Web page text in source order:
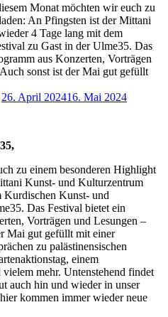
Monat möchten wir euch zu
An Pfingsten ist der Mittani
4 Tage lang mit dem
zu Gast in der Ulme35. Das
aus Konzerten, Vorträgen
sonst ist der Mai gut gefüllt
26. April 202416. Mai 2024
zu einem besonderen Highlight
Kunst- und Kulturzentrum
Kurdischen Kunst- und
Das Festival bietet ein
Vorträgen und Lesungen –
Mai gut gefüllt mit einer
zu palästinensischen
einem
mehr. Untenstehend findet
auch hin und wieder in unser
kommen immer wieder neue